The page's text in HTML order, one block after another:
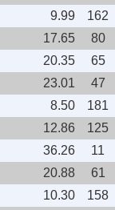
9.99
162
17.65
80
20.35
65
23.01
47
8.50
181
12.86
125
36.26
11
20.88
61
10.30
158